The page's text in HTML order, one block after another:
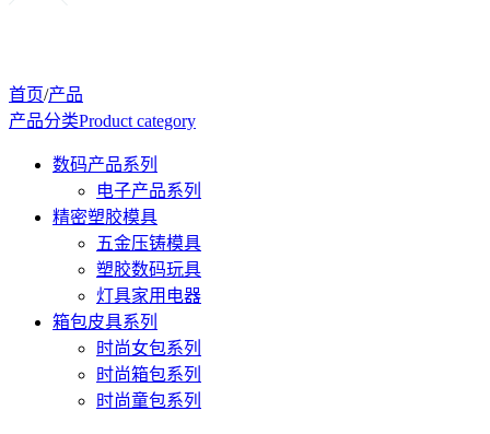
首页/产品
产品分类Product category
数码产品系列
电子产品系列
精密塑胶模具
五金压铸模具
塑胶数码玩具
灯具家用电器
箱包皮具系列
时尚女包系列
时尚箱包系列
时尚童包系列